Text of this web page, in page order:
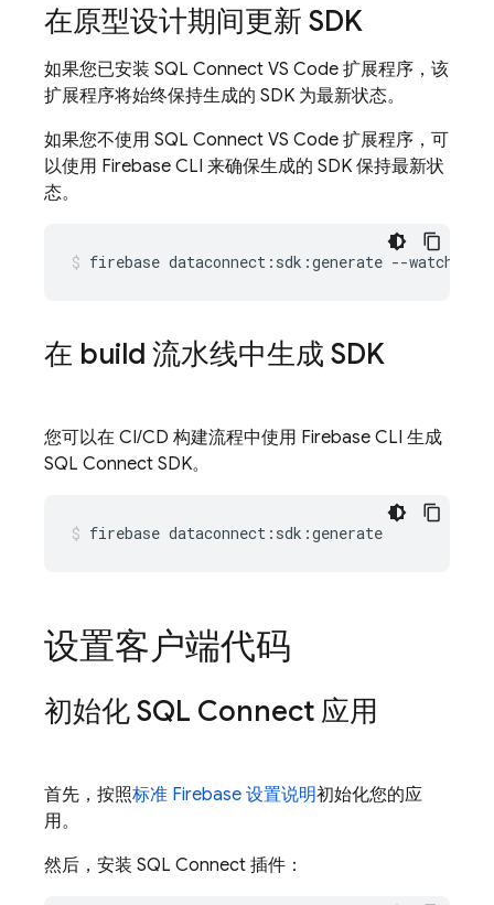
在原型设计期间更新 SDK
如果您已安装 SQL Connect VS Code 扩展程序，该
扩展程序将始终保持生成的 SDK 为最新状态。
如果您不使用 SQL Connect VS Code 扩展程序，可
以使用 Firebase CLI 来确保生成的 SDK 保持最新状
态。
firebase dataconnect:sdk:generate --watch
在 build 流水线中生成 SDK
您可以在 CI/CD 构建流程中使用 Firebase CLI 生成
SQL Connect SDK。
firebase dataconnect:sdk:generate
设置客户端代码
初始化SQL Connect 应用
首先，按照标准 Firebase 设置说明初始化您的应
用。
然后，安装 SQL Connect 插件：